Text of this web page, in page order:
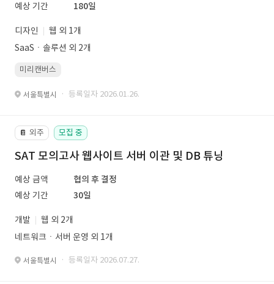
예상 기간
180일
디자인
웹 외 1개
SaaSㆍ솔루션 외 2개
미리캔버스
서울특별시 · 등록일자 2026.01.26.
📔 외주 모집 중
SAT 모의고사 웹사이트 서버 이관 및 DB 튜닝
예상 금액
협의 후 결정
예상 기간
30일
개발
웹 외 2개
네트워크ㆍ서버 운영 외 1개
서울특별시 · 등록일자 2026.07.27.